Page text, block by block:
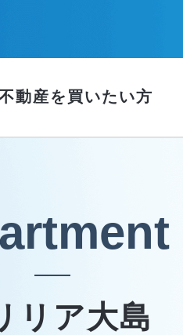
動産を買いたい方
リア大島